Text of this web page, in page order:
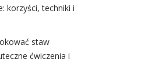
korzyści, techniki i
staw
ćwiczenia i